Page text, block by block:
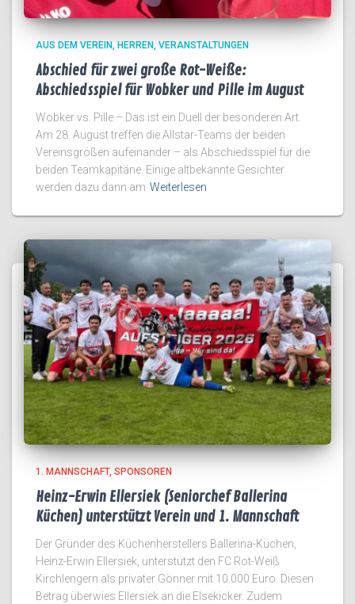
AUS DEM VEREIN HERREN VERANSTALTUNGEN
Abschied für zwei große Rot-Weiße:
Abschiedsspiel für Wobker und Pille im August
Wobker vs. Pille – Das ist ein Duell der besonderen Art.
Am 28. August treffen die Allstar-Teams der beiden
Vereinsgrößen aufeinander – als Abschiedsspiel für die
beiden Teamkapitäne. Einige altbekannte Gesichter
werden dazu dann am Weiterlesen
1. MANNSCHAFT SPONSOREN
Heinz-Erwin Ellersiek (Seniorchef Ballerina
Küchen) unterstützt Verein und 1. Mannschaft
Der Gründer des Küchenherstellers Ballerina-Küchen,
Heinz-Erwin Ellersiek, unterstützt den FC Rot-Weiß
Kirchlengern als privater Gönner mit 10.000 Euro. Diesen
Betrag überwies Ellersiek an die Elsekicker. Zudem